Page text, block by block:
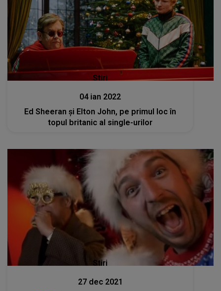
Stiri
04 ian 2022
Ed Sheeran şi Elton John, pe primul loc în
topul britanic al single-urilor
Stiri
27 dec 2021